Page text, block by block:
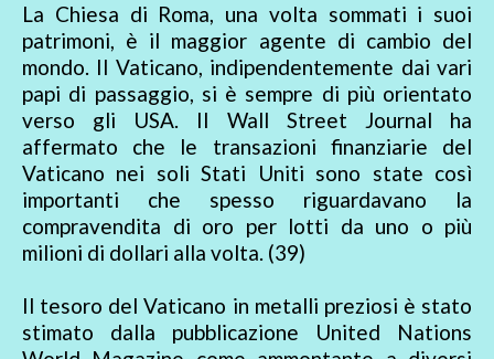
La Chiesa di Roma, una volta sommati i suoi
patrimoni, è il maggior agente di cambio del
mondo. Il Vaticano, indipendentemente dai vari
papi di passaggio, si è sempre di più orientato
verso gli USA. Il Wall Street Journal ha
affermato che le transazioni finanziarie del
Vaticano nei soli Stati Uniti sono state così
importanti che spesso riguardavano la
compravendita di oro per lotti da uno o più
milioni di dollari alla volta. (39)
Il tesoro del Vaticano in metalli preziosi è stato
stimato dalla pubblicazione United Nations